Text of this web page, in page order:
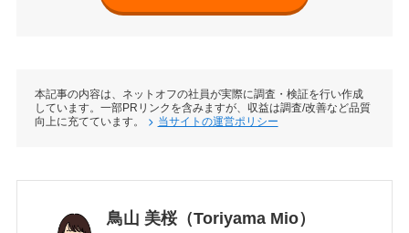
本記事の内容は、ネットオフの社員が実際に調査・検証を行い作成
しています。一部PRリンクを含みますが、収益は調査/改善など品質
向上に充てています。
当サイトの運営ポリシー
鳥山 美桜（Toriyama Mio）